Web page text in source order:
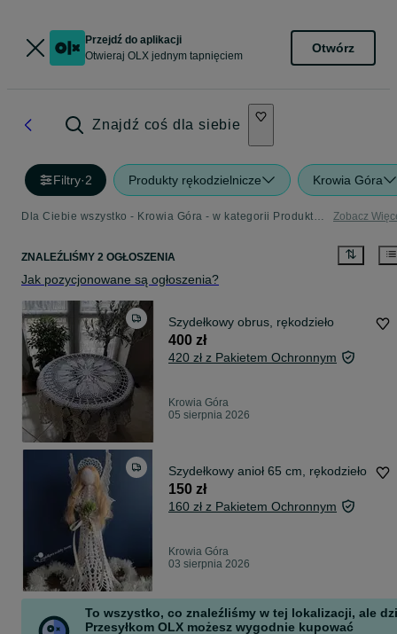
Przejdź do aplikacji
Otwieraj OLX jednym tapnięciem
Otwórz
Znajdź coś dla siebie
Filtry·2 Produkty rękodzielnicze Krowia Góra
Dla Ciebie wszystko - Krowia Góra - w kategorii Produkty rękodzielnicze Zobacz
ZNALEŹLIŚMY 2 OGŁOSZENIA
Jak pozycjonowane są ogłoszenia?
Szydełkowy obrus, rękodzieło
400 zł
420 zł z Pakietem Ochronnym
Krowia Góra
05 sierpnia 2026
Szydełkowy anioł 65 cm, rękodzieło
150 zł
160 zł z Pakietem Ochronnym
Krowia Góra
03 sierpnia 2026
To wszystko, co znaleźliśmy w tej lokalizacji, ale
Przesyłkom OLX możesz wygodnie kupować